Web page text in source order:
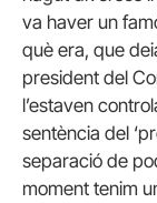
va haver un
què era, que
president del
l’estaven
sentència del
separació de
moment tenim